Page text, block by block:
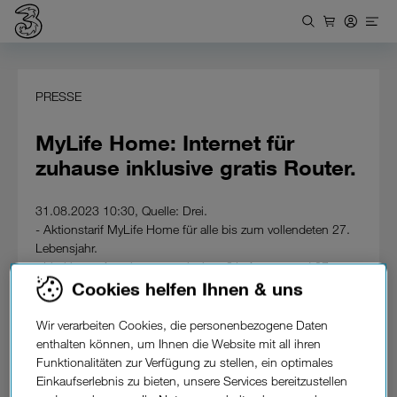
PRESSE
MyLife Home: Internet für
zuhause inklusive gratis Router.
31.08.2023 10:30, Quelle: Drei.
- Aktionstarif MyLife Home für alle bis zum vollendeten 27.
Lebensjahr.
- Limitiertes Angebot nur zwischen 31. August und 27.
September 2023 aktivierbar.
- Unlimitierte Daten in Österreich um nur 14,90 Euro/
Monat.
- Mit Router um 0 Euro.
- Für immer behalten, auch nach 27.
Meine Wohnung, meine Regeln: Für alle bis 27, die gerade
Cookies helfen Ihnen & uns
Wir verarbeiten Cookies, die personenbezogene Daten
enthalten können, um Ihnen die Website mit all ihren
Funktionalitäten zur Verfügung zu stellen, ein optimales
Einkaufserlebnis zu bieten, unsere Services bereitzustellen